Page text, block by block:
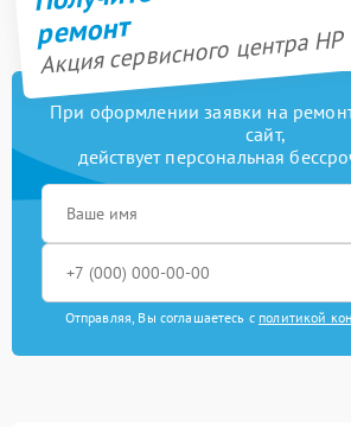
ремонт
Акция сервисного центра HP
При оформлении заявки на
сайт,
действует персональная
Отправляя, Вы соглашаетесь с политикой